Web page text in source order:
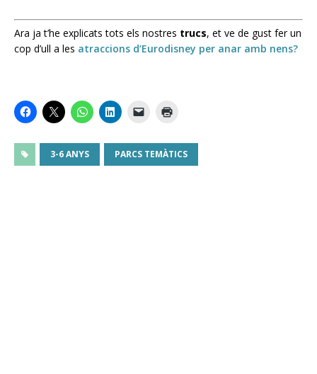
Ara ja t’he explicats tots els nostres trucs, et ve de gust fer un
cop d’ull a les atraccions d’Eurodisney per anar amb nens?
3-6 ANYS PARCS TEMÀTICS